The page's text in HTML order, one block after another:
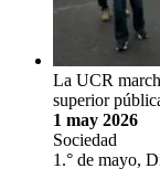
La UCR
superior
1 may 2026
Sociedad
1.° de mayo,